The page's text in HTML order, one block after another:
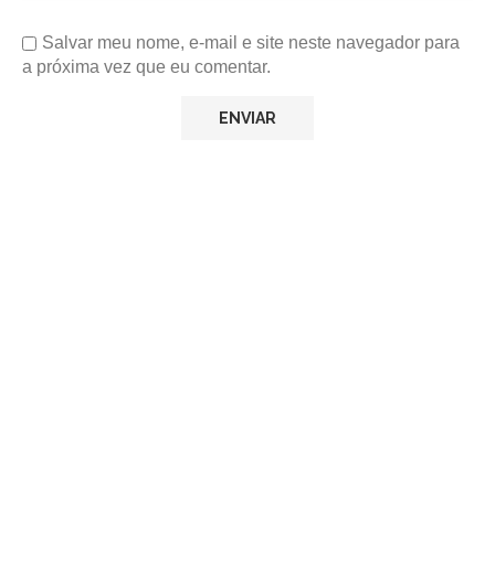
Salvar meu nome, e-mail e site neste navegador para
a próxima vez que eu comentar.